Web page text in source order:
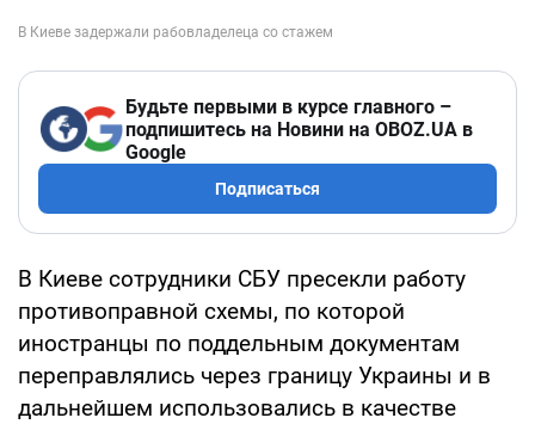
Будьте первыми в курсе главного –
подпишитесь на Новини на OBOZ.UA в
Google
Подписаться
В Киеве сотрудники СБУ пресекли работу
противоправной схемы, по которой
иностранцы по поддельным документам
переправлялись через границу Украины и в
дальнейшем использовались в качестве